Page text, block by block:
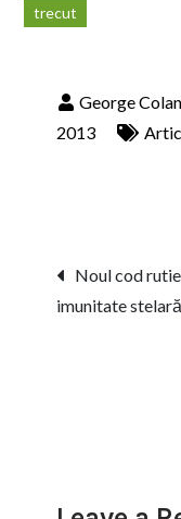
trecut
2013
Post
Noul cod
imunitate